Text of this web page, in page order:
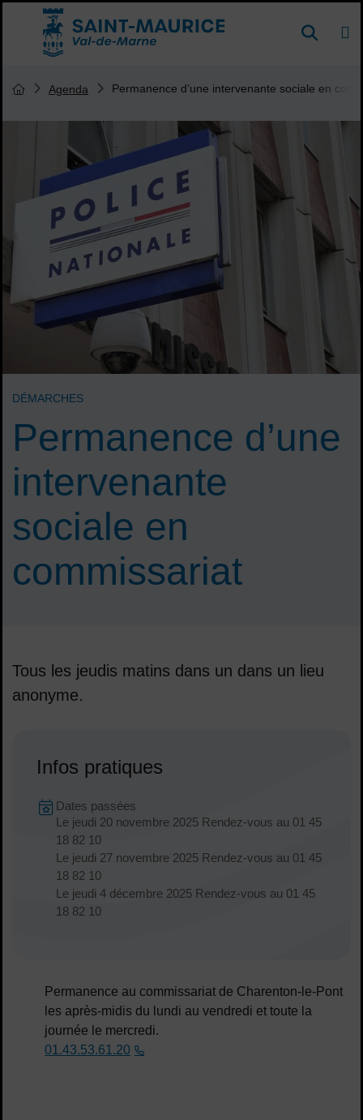
Menu de raccourcis
Accueil ville de Saint-Maurice DE
Permanence d’une
intervenante
sociale en
commissariat
DÉMARCHES
Vous êtes ici :
Page d'accueil du site
Agenda Permanence d’une intervenante sociale en
Tous les jeudis matins dans un dans un lieu
anonyme.
Infos pratiques
Dates :
Dates en cours
Dates passées
Le jeudi 20 novembre 2025 Rendez-vous au 01 45
18 82 10
Le jeudi 27 novembre 2025 Rendez-vous au 01 45
18 82 10
Le jeudi 4 décembre 2025 Rendez-vous au 01 45
18 82 10
Permanence au commissariat de Charenton-le-Pont
les après-midis du lundi au vendredi et toute la
journée le mercredi.
01.43.53.61.20